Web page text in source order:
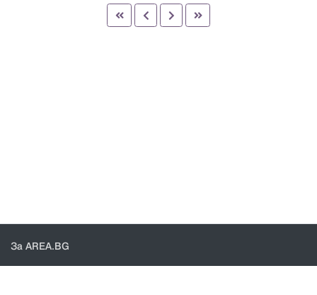
За AREA.BG